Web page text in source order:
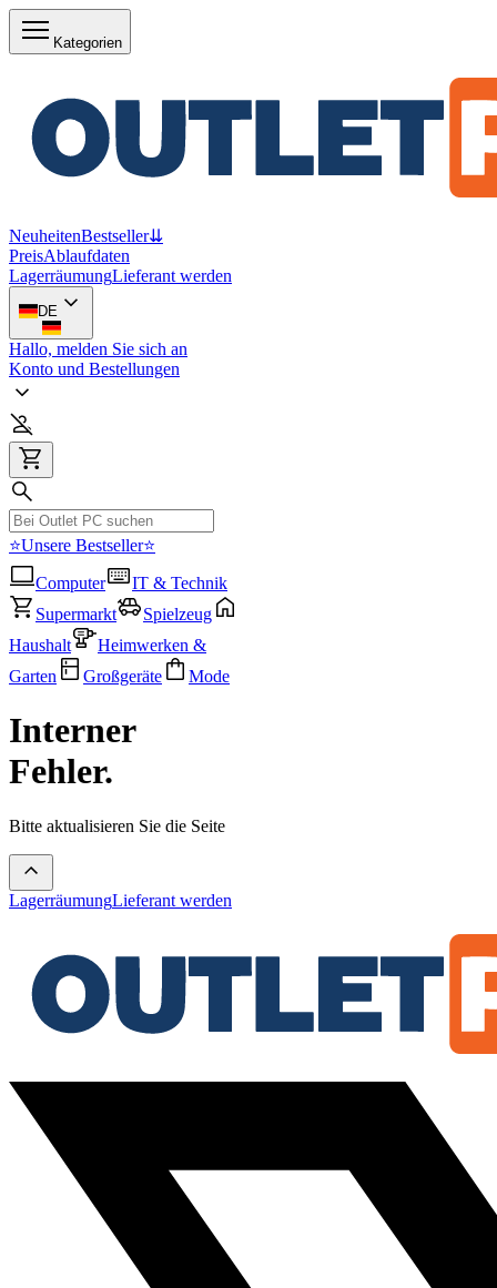
Kategorien
NeuheitenBestseller⇊
PreisAblaufdaten
LagerräumungLieferant werden
DE
Hallo, melden Sie sich an
Konto und Bestellungen
⭐Unsere Bestseller⭐
Computer
IT & Technik
Supermarkt
Spielzeug
Haushalt
Heimwerken &
Garten
Großgeräte Mode
Interner
Fehler.
Bitte aktualisieren Sie die Seite
LagerräumungLieferant werden